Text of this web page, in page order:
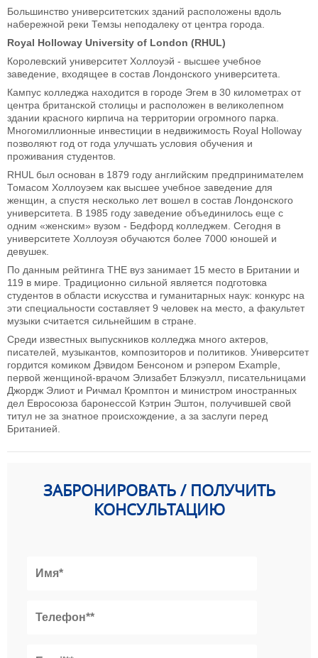
Большинство университетских зданий расположены вдоль
набережной реки Темзы неподалеку от центра города.
Royal Holloway University of London (RHUL)
Королевский университет Холлоуэй - высшее учебное
заведение, входящее в состав Лондонского университета.
Кампус колледжа находится в городе Эгем в 30 километрах от
центра британской столицы и расположен в великолепном
здании красного кирпича на территории огромного парка.
Многомиллионные инвестиции в недвижимость Royal Holloway
позволяют год от года улучшать условия обучения и
проживания студентов.
RHUL был основан в 1879 году английским предпринимателем
Томасом Холлоуэем как высшее учебное заведение для
женщин, а спустя несколько лет вошел в состав Лондонского
университета. В 1985 году заведение объединилось еще с
одним «женским» вузом - Бедфорд колледжем. Сегодня в
университете Холлоуэя обучаются более 7000 юношей и
девушек.
По данным рейтинга THE вуз занимает 15 место в Британии и
119 в мире. Традиционно сильной является подготовка
студентов в области искусства и гуманитарных наук: конкурс на
эти специальности составляет 9 человек на место, а факультет
музыки считается сильнейшим в стране.
Среди известных выпускников колледжа много актеров,
писателей, музыкантов, композиторов и политиков. Университет
гордится комиком Дэвидом Бенсоном и рэпером Example,
первой женщиной-врачом Элизабет Блэкуэлл, писательницами
Джордж Элиот и Ричмал Кромптон и министром иностранных
дел Евросоюза баронессой Кэтрин Эштон, получившей свой
титул не за знатное происхождение, а за заслуги перед
Британией.
ЗАБРОНИРОВАТЬ / ПОЛУЧИТЬ
КОНСУЛЬТАЦИЮ